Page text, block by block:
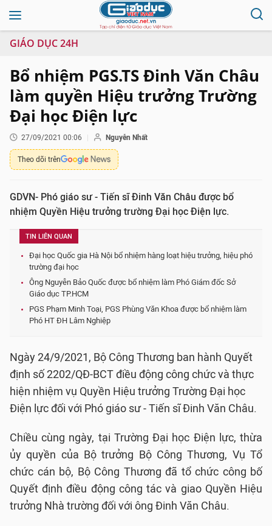
GIÁO DỤC 24H
Bổ nhiệm PGS.TS Đinh Văn Châu
làm quyền Hiệu trưởng Trường
Đại học Điện lực
27/09/2021 00:06 Nguyễn Nhất
Theo dõi trên
GDVN- Phó giáo sư - Tiến sĩ Đinh Văn Châu được bổ
nhiệm Quyền Hiệu trưởng trường Đại học Điện lực.
TIN LIÊN QUAN
Đại học Quốc gia Hà Nội bổ nhiệm hàng loạt hiệu trưởng, hiệu phó
trường đại học
Ông Nguyễn Bảo Quốc được bổ nhiệm làm Phó Giám đốc Sở
Giáo dục TP.HCM
PGS Phạm Minh Toại, PGS Phùng Văn Khoa được bổ nhiệm làm
Phó HT ĐH Lâm Nghiệp
Ngày 24/9/2021, Bộ Công Thương ban hành Quyết
định số 2202/QĐ-BCT điều động công chức và thực
hiện nhiệm vụ Quyền Hiệu trưởng Trường Đại học
Điện lực đối với Phó giáo sư - Tiến sĩ Đinh Văn Châu.
Chiều cùng ngày, tại Trường Đại học Điện lực, thừa
ủy quyền của Bộ trưởng Bộ Công Thương, Vụ Tổ
chức cán bộ, Bộ Công Thương đã tổ chức công bố
Quyết định điều động công tác và giao Quyền Hiệu
trưởng Nhà trường đối với ông Đinh Văn Châu.